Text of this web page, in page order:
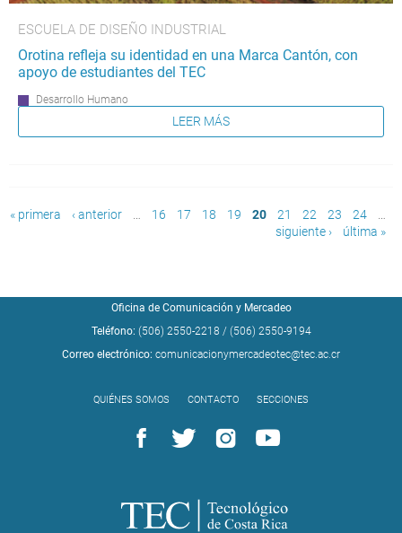
ESCUELA DE DISEÑO INDUSTRIAL
Orotina refleja su identidad en una Marca Cantón, con
apoyo de estudiantes del TEC
Desarrollo Humano
LEER MÁS
Páginas
« primera ‹ anterior … 16 17 18 19 20 21 22 23 24
…
siguiente ›
última »
Oficina de Comunicación y Mercadeo
Teléfono: (506) 2550-2218 / (506) 2550-9194
Correo electrónico: comunicacionymercadeotec@tec.ac.cr
QUIÉNES SOMOS CONTACTO SECCIONES